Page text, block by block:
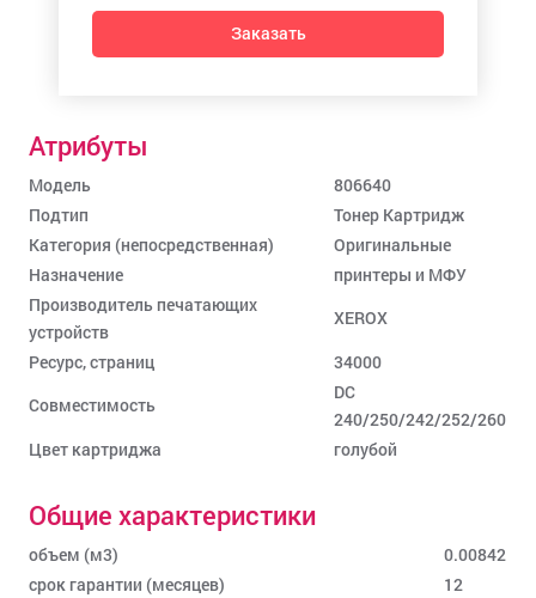
Заказать
Атрибуты
Модель
806640
Подтип
Тонер Картридж
Категория (непосредственная)
Оригинальные
Назначение
принтеры и МФУ
Производитель печатающих
устройств
XEROX
Ресурс, страниц
34000
Совместимость
DC
240/250/242/252/260
Цвет картриджа
голубой
Общие характеристики
объем (м3)
0.00842
срок гарантии (месяцев)
12